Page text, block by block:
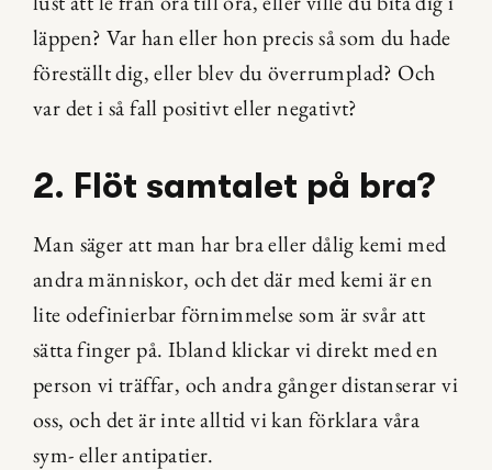
läppen? Var han eller hon precis så som du hade
föreställt dig, eller blev du överrumplad? Och
var det i så fall positivt eller negativt?
2. Flöt samtalet på bra?
Man säger att man har bra eller dålig kemi med
andra människor, och det där med kemi är en
lite odefinierbar förnimmelse som är svår att
sätta finger på. Ibland klickar vi direkt med en
person vi träffar, och andra gånger distanserar vi
oss, och det är inte alltid vi kan förklara våra
sym- eller antipatier.